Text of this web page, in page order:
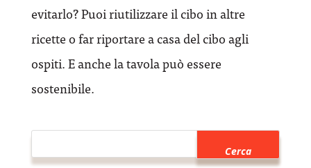
evitarlo? Puoi riutilizzare il cibo in altre
ricette o far riportare a casa del cibo agli
ospiti. E anche la tavola può essere
sostenibile.